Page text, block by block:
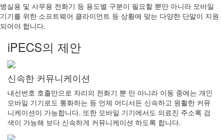
병실용 및 사무용 전화기 등 용도별 구분이 필요할 뿐만 아니라 모바일
기기를 위한 소프트웨어 클라이언트 등 상황에 맞는 다양한 단말이 지원
되어야 합니다.
iPECS의 제안
신속한 커뮤니케이션
내선번호 호출만으로 자리의 전화기 뿐 만 아니라 이동 중에는 개인
모바일 기기로도 통화하는 등 언제 어디서든 신속하고 원활한 커뮤
니케이션이 가능합니다. 또한 모바일 기기에서도 의료진 주소록 검
색이 가능해 보다 신속하게 커뮤니케이션 하도록 합니다.